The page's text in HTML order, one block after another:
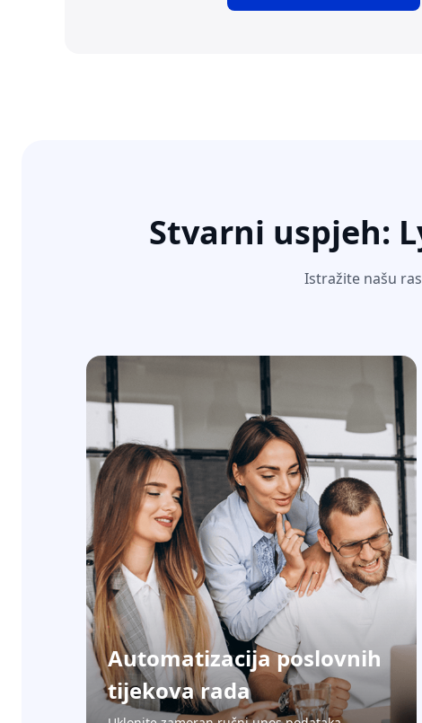
Stvarni uspjeh:
Istražite našu
Automatizacija poslovnih
tijekova rada